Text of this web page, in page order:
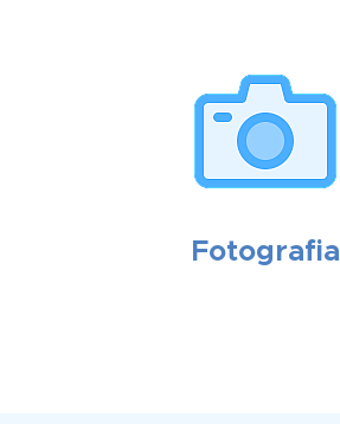
Fotografia